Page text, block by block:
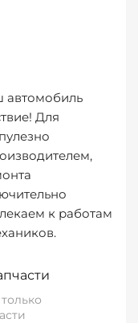
автомобиль
Для
к работам